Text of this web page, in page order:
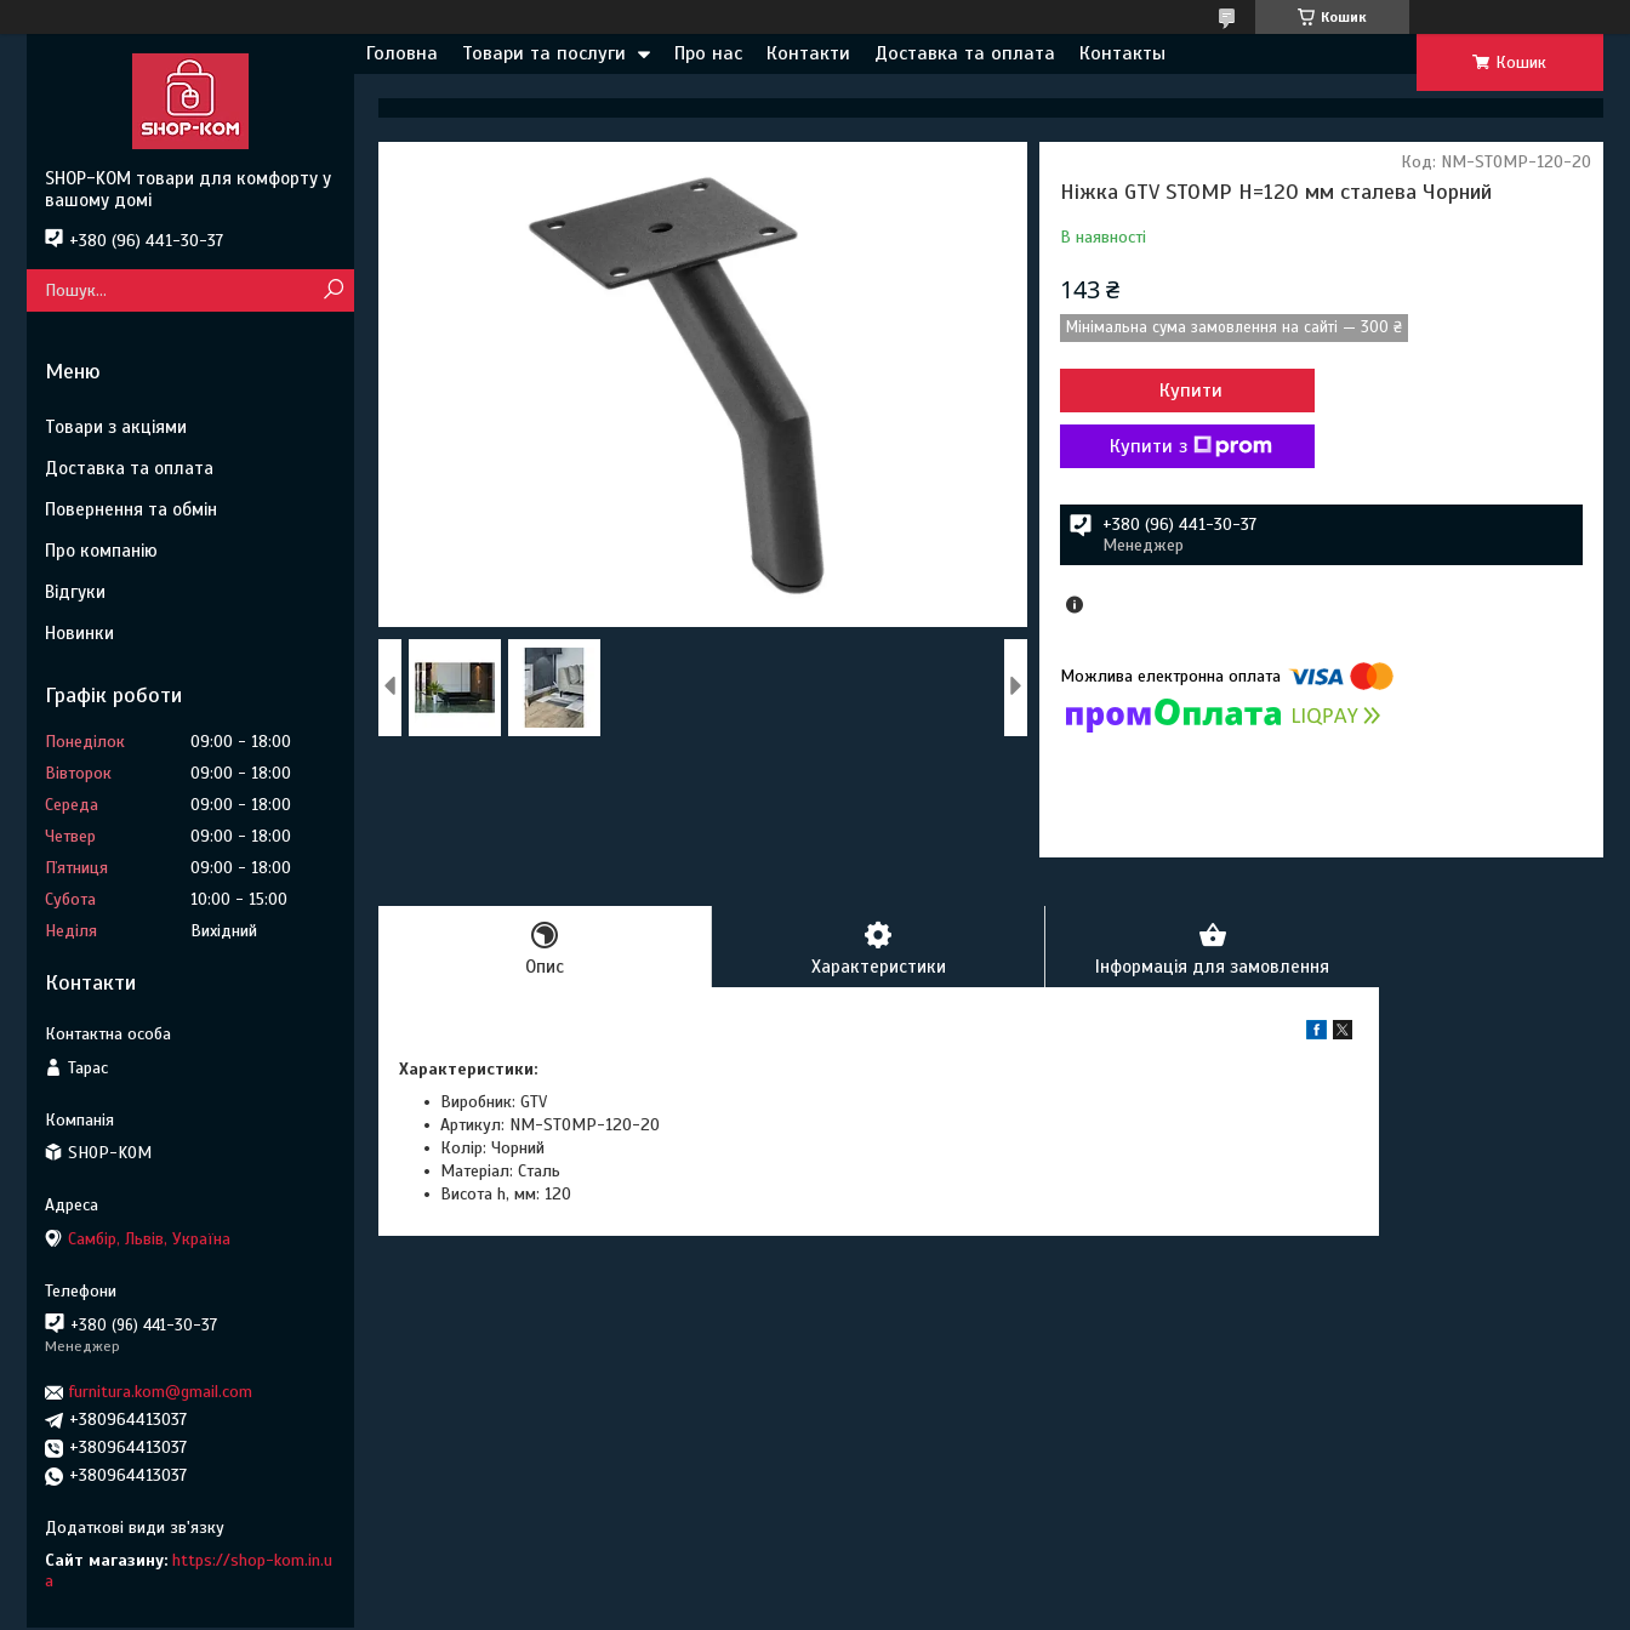
Кошик
Головна Товари та послуги Про нас Контакти Доставка та оплата Контакты Кошик
Ніжка GTV STOMP H=120 мм сталева Чорний
В наявності
Код: NM-STOMP-120-20
143 ₴
Мінімальна сума замовлення на сайті — 300 ₴
Купити
Купити з
+380 (96) 441-30-37
Менеджер
Опис Характеристики Інформація для замовлення
Характеристики:
Виробник: GTV
Артикул: NM-STOMP-120-20
Колір: Чорний
Матеріал: Сталь
Висота h, мм: 120
SHOP-KOM товари для комфорту у
вашому домі
+380 (96) 441-30-37
Товари з акціями
Доставка та оплата
Повернення та обмін
Про компанію
Відгуки
Новинки
Графік роботи
Понеділок 09:00
18:00
Вівторок
09:00
18:00
Середа
09:00
18:00
Четвер
09:00
18:00
Пʼятниця
09:00
18:00
Субота
10:00
15:00
Неділя
Вихідний
Контакти
Тарас
SHOP-KOM
Самбір, Львів, Україна
+380 (96) 441-30-37
Менеджер
furnitura.kom@gmail.com
+380964413037
+380964413037
+380964413037
Сайт магазину https://shop-kom.in.u
a